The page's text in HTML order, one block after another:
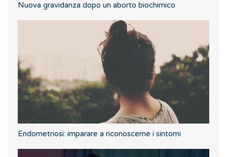
Nuova gravidanza dopo un aborto biochimico
Endometriosi: imparare a riconoscerne i sintomi